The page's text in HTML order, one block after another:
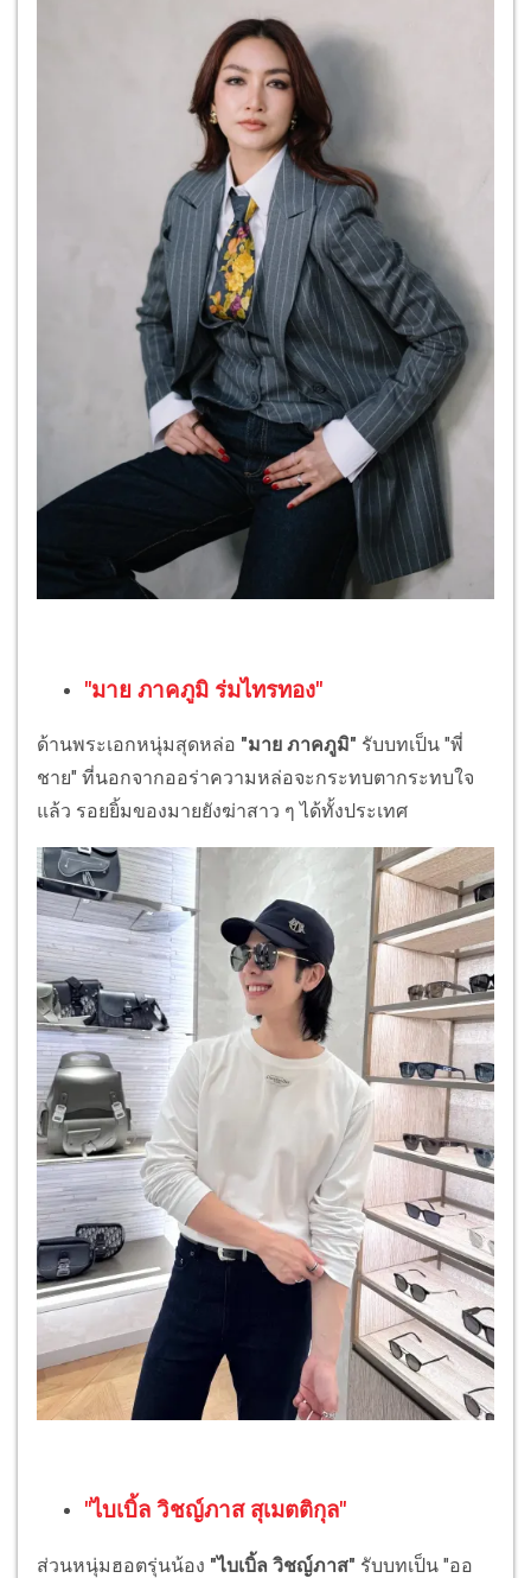
"มาย ภาคภูมิ ร่มไทรทอง"
ด้านพระเอกหนุ่มสุดหล่อ "มาย ภาคภูมิ" รับบทเป็น "พี่
ชาย" ที่นอกจากออร่าความหล่อจะกระทบตากระทบใจ
แล้ว รอยยิ้มของมายยังฆ่าสาว ๆ ได้ทั้งประเทศ
"ไบเบิ้ล วิชญ์ภาส สุเมตติกุล"
ส่วนหนุ่มฮอตรุ่นน้อง "ไบเบิ้ล วิชญ์ภาส" รับบทเป็น "ออ